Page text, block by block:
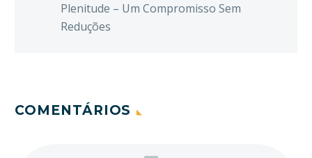
Plenitude – Um Compromisso Sem
Reduções
COMENTÁRIOS